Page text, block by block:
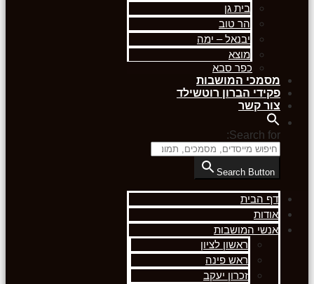
בית גן
הר טוב
יבנאל – ימה
מוצא
כפר סבא
מסמכי המושבות
פקידי הברון רוטשילד
צור קשר
Search for:
Search Button
דף הבית
אודות
אנשי המושבות
ראשון לציון
ראש פינה
זכרון יעקב